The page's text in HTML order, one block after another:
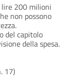
lire 200 milioni
non possono
del capitolo
della spesa.
17)